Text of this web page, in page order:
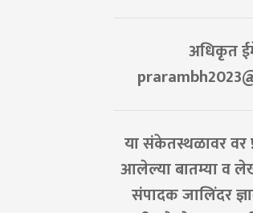
अधिकृत
या संकेतस्थळावर वर
आलेल्या बातम्या व
संपादक जालिंदर